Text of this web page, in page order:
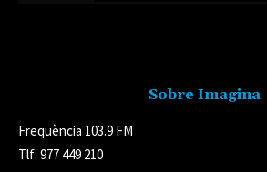
Sobre Imagina
Freqüència 103.9 FM
Tlf: 977 449 210